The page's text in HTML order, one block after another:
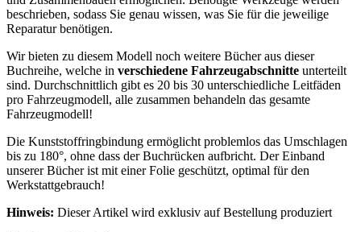
beschrieben, sodass Sie genau wissen, was Sie für die jeweilige
Reparatur benötigen.
Wir bieten zu diesem Modell noch weitere Bücher aus dieser
Buchreihe, welche in verschiedene Fahrzeugabschnitte unterteilt
sind. Durchschnittlich gibt es 20 bis 30 unterschiedliche Leitfäden
pro Fahrzeugmodell, alle zusammen behandeln das gesamte
Fahrzeugmodell!
Die Kunststoffringbindung ermöglicht problemlos das Umschlagen
bis zu 180°, ohne dass der Buchrücken aufbricht. Der Einband
unserer Bücher ist mit einer Folie geschützt, optimal für den
Werkstattgebrauch!
Hinweis: Dieser Artikel wird exklusiv auf Bestellung produziert